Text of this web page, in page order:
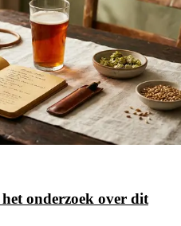
onderzoek over dit